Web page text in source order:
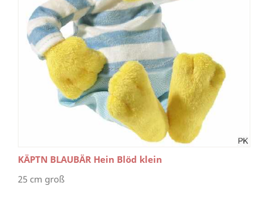
KÄPTN BLAUBÄR Hein Blöd klein
25 cm groß